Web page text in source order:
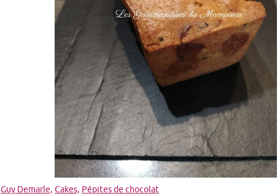
Guy Demarle, Cakes, Pépites de chocolat